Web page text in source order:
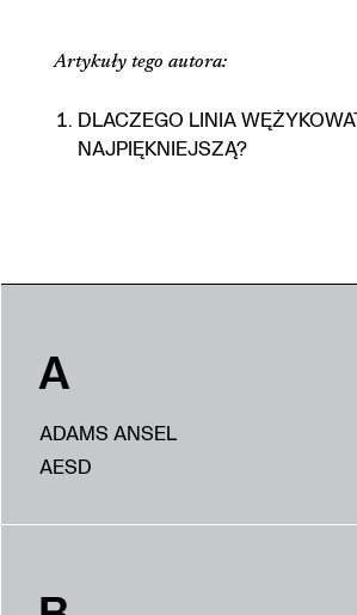
Artykuły tego autora:
DLACZEGO LINIA
NAJPIĘKNIEJSZĄ?
A
ADAMS ANSEL
AESD